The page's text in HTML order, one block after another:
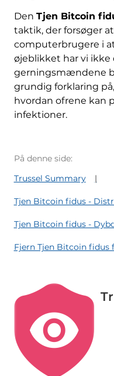
Den Tjen Bitcoin
taktik, der forsøger
computerbrugere i
øjeblikket har vi ikke
gerningsmændene
grundig forklaring
hvordan ofrene kan
infektioner.
På denne side:
Trussel Summary
Tjen Bitcoin fidus -
Tjen Bitcoin fidus -
Fjern Tjen Bitcoin fidus